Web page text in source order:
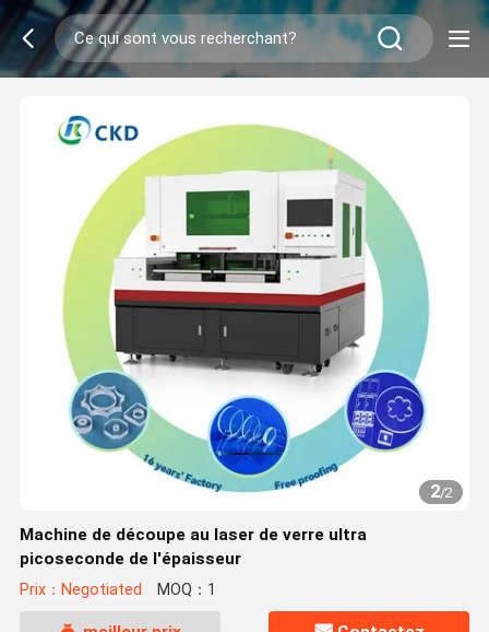
2/2
Machine de découpe au laser de verre ultra
picoseconde de l'épaisseur
Prix：Negotiated MOQ：1